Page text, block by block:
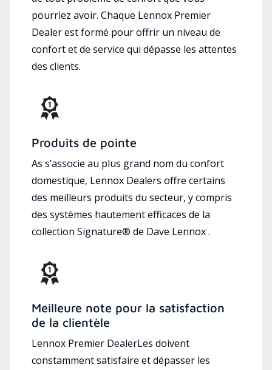
pourriez avoir. Chaque Lennox Premier
Dealer est formé pour offrir un niveau de
confort et de service qui dépasse les attentes
des clients.
Produits de pointe
As s’associe au plus grand nom du confort
domestique, Lennox Dealers offre certains
des meilleurs produits du secteur, y compris
des systèmes hautement efficaces de la
collection Signature® de Dave Lennox .
Meilleure note pour la satisfaction
de la clientèle
Lennox Premier DealerLes doivent
constamment satisfaire et dépasser les